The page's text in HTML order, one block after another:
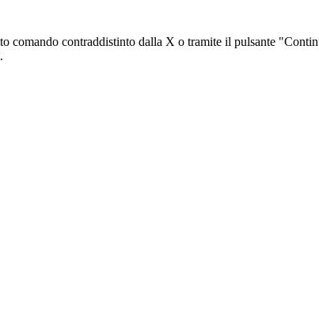
comando contraddistinto dalla X o tramite il pulsante